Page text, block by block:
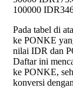
100000 IDR
Pada tabel di
ke PONKE
nilai IDR dan
Daftar ini
ke PONKE,
konversi